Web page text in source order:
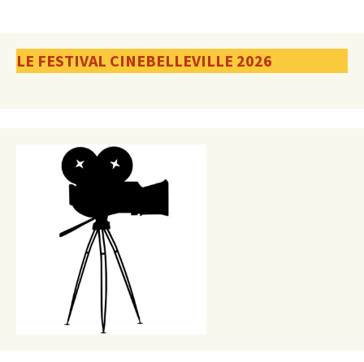
articles
LE FESTIVAL CINEBELLEVILLE 2026